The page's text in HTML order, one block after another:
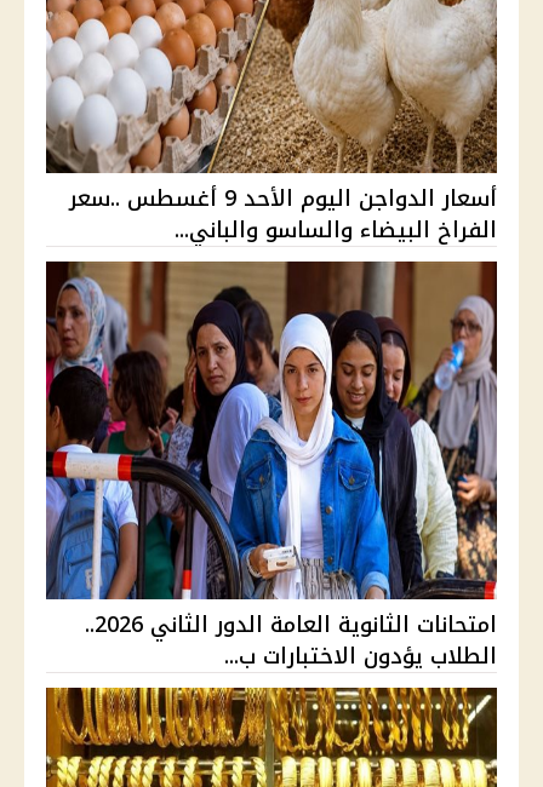
أسعار الدواجن اليوم الأحد 9 أغسطس ..سعر
الفراخ البيضاء والساسو والباني...
امتحانات الثانوية العامة الدور الثاني 2026..
الطلاب يؤدون الاختبارات ب...